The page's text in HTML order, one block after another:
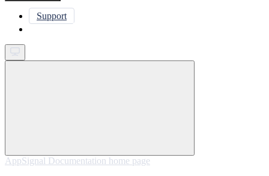
Support
AppSignal Documentation home page